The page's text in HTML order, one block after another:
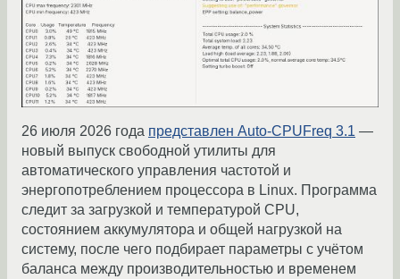
26 июля 2026 года представлен Auto-CPUFreq 3.1 —
новый выпуск свободной утилиты для
автоматического управления частотой и
энергопотреблением процессора в Linux. Программа
следит за загрузкой и температурой CPU,
состоянием аккумулятора и общей нагрузкой на
систему, после чего подбирает параметры с учётом
баланса между производительностью и временем